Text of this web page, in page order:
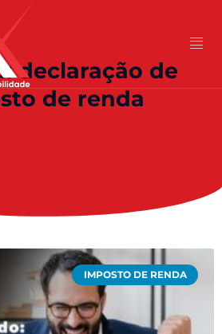
declaração de
de renda
IMPOSTO DE RENDA